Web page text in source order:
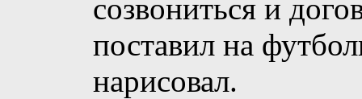
созвониться и
поставил на
нарисовал.